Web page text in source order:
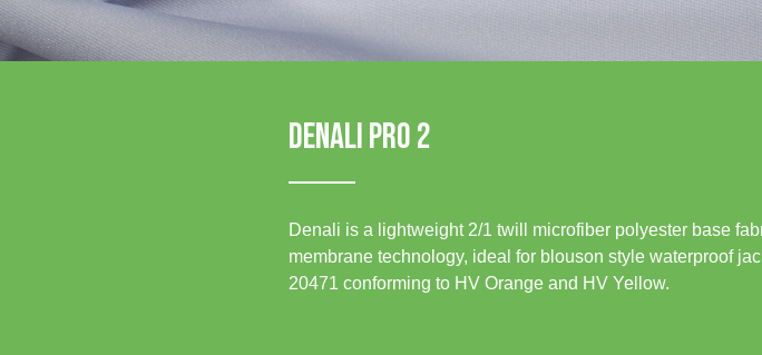
Sustainability
IRELAND & REPUBLIC
OF IRELAND
DENALI PRO 2
Denali is a lightweight 2/1 twill microfiber polyester base
membrane technology, ideal for blouson style waterproof
20471 conforming to HV Orange and HV Yellow.